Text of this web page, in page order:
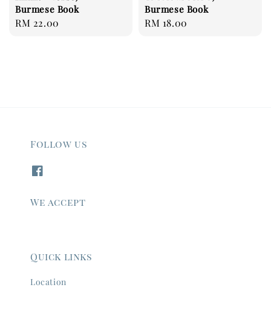
Burmese Book
Regular
RM 22.00
Burmese Book
Regular
RM 18.00
Follow us
We accept
Quick links
Location